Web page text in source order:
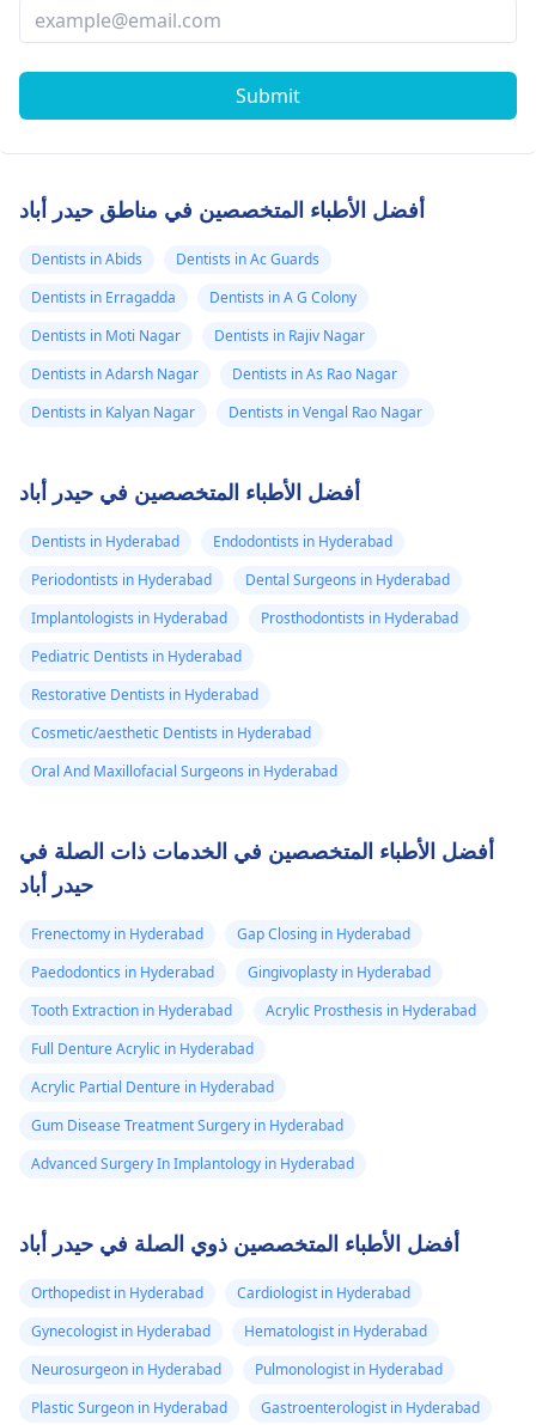
Submit
أفضل الأطباء المتخصصين في مناطق حيدر أباد
Dentists in Abids
Dentists in Ac Guards
Dentists in Erragadda
Dentists in A G Colony
Dentists in Moti Nagar
Dentists in Rajiv Nagar
Dentists in Adarsh Nagar
Dentists in As Rao Nagar
Dentists in Kalyan Nagar
Dentists in Vengal Rao Nagar
أفضل الأطباء المتخصصين في حيدر أباد
Dentists in Hyderabad
Endodontists in Hyderabad
Periodontists in Hyderabad
Dental Surgeons in Hyderabad
Implantologists in Hyderabad
Prosthodontists in Hyderabad
Pediatric Dentists in Hyderabad
Restorative Dentists in Hyderabad
Cosmetic/aesthetic Dentists in Hyderabad
Oral And Maxillofacial Surgeons in Hyderabad
أفضل الأطباء المتخصصين في الخدمات ذات الصلة في
حيدر أباد
Frenectomy in Hyderabad
Gap Closing in Hyderabad
Paedodontics in Hyderabad
Gingivoplasty in Hyderabad
Tooth Extraction in Hyderabad
Acrylic Prosthesis in Hyderabad
Full Denture Acrylic in Hyderabad
Acrylic Partial Denture in Hyderabad
Gum Disease Treatment Surgery in Hyderabad
Advanced Surgery In Implantology in Hyderabad
أفضل الأطباء المتخصصين ذوي الصلة في حيدر أباد
Orthopedist in Hyderabad
Cardiologist in Hyderabad
Gynecologist in Hyderabad
Hematologist in Hyderabad
Neurosurgeon in Hyderabad
Pulmonologist in Hyderabad
Plastic Surgeon in Hyderabad
Gastroenterologist in Hyderabad